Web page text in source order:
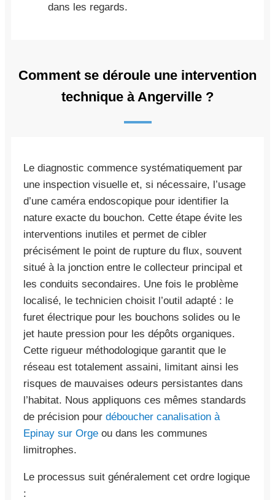
dans les regards.
Comment se déroule une intervention
technique à Angerville ?
Le diagnostic commence systématiquement par
une inspection visuelle et, si nécessaire, l’usage
d’une caméra endoscopique pour identifier la
nature exacte du bouchon. Cette étape évite les
interventions inutiles et permet de cibler
précisément le point de rupture du flux, souvent
situé à la jonction entre le collecteur principal et
les conduits secondaires. Une fois le problème
localisé, le technicien choisit l’outil adapté : le
furet électrique pour les bouchons solides ou le
jet haute pression pour les dépôts organiques.
Cette rigueur méthodologique garantit que le
réseau est totalement assaini, limitant ainsi les
risques de mauvaises odeurs persistantes dans
l’habitat. Nous appliquons ces mêmes standards
de précision pour déboucher canalisation à
Epinay sur Orge ou dans les communes
limitrophes.
Le processus suit généralement cet ordre logique
: